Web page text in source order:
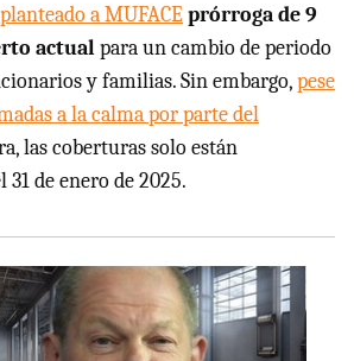
a MUFACEprórroga de 9
actualpara un cambio de periodo
y familias. Sin embargo,pese
a la calma por parte del
las coberturas solo están
31 de enero de 2025.